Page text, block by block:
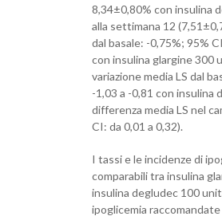
8,34±0,80% con insulina
alla settimana 12
dal basale: -0,75%; 95%
con insulina glargine 300
variazione media LS dal
-1,03 a -0,81 con insulina
differenza media LS nel
CI: da 0,01 a 0,32).
I tassi e le incidenze di
comparabili tra insulina
insulina degludec 100
ipoglicemia